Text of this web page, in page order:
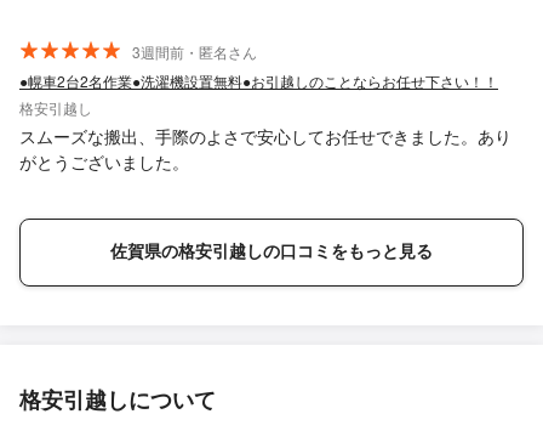
3週間前・匿名さん
●幌車2台2名作業●洗濯機設置無料●お引越しのことならお任せ下さい！！
格安引越し
スムーズな搬出、手際のよさで安心してお任せできました。あり
がとうございました。
佐賀県の格安引越しの口コミをもっと見る
格安引越しについて